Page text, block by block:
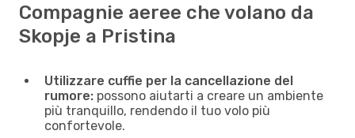
Compagnie aeree che volano da
Skopje a Pristina
Utilizzare cuffie per la cancellazione del
rumore: possono aiutarti a creare un ambiente
più tranquillo, rendendo il tuo volo più
confortevole.